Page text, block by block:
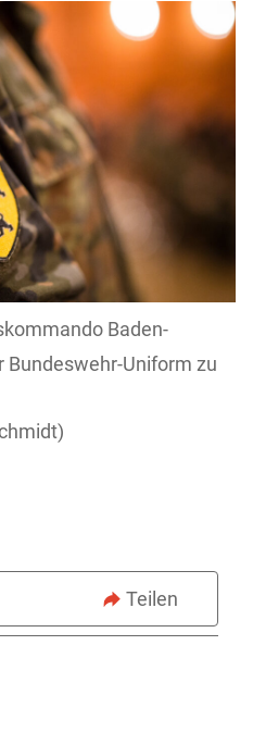
Baden-
Uniform zu
Teilen